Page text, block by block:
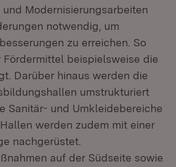
Modernisierungsarbeiten
notwendig, um
zu erreichen. So
beispielsweise die
Darüber hinaus werden die
umstrukturiert
Sanitär- und Umkleidebereiche
werden zudem mit einer
nachgerüstet.
auf der Südseite sowie